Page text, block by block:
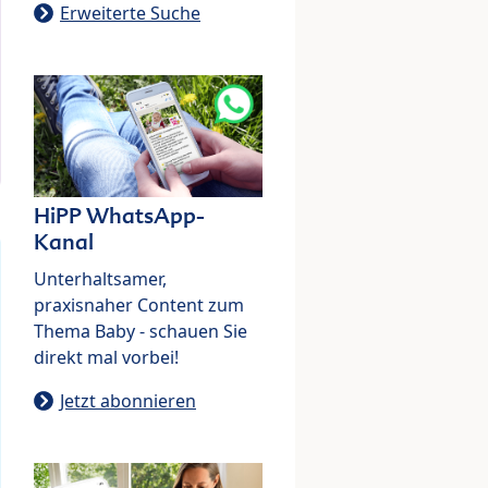
Erweiterte Suche
HiPP WhatsApp-
Kanal
Unterhaltsamer,
praxisnaher Content zum
Thema Baby - schauen Sie
direkt mal vorbei!
Jetzt abonnieren